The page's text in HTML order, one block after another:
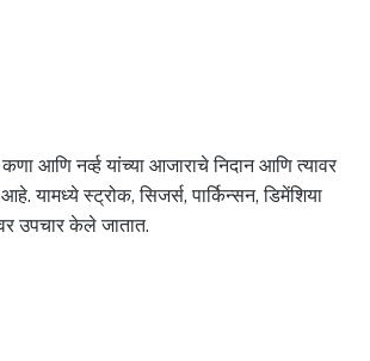
कणा आणि नर्व्ह यांच्या आजाराचे निदान आणि त्यावर
यामध्ये स्ट्रोक, सिजर्स, पार्किन्सन, डिमेंशिया
उपचार केले जातात.